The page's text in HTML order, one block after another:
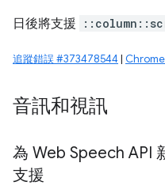
日後將支援
追蹤錯誤 #373478544 |
音訊和視訊
為 Web Speech API
支援